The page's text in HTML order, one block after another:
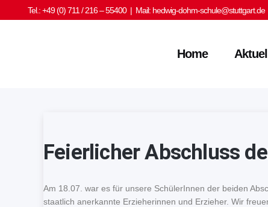
Tel.: +49 (0) 711 / 216 – 55400 | Mail: hedwig-dohm-schule@stuttgart.de
Home
Feierlicher Abschluss
Am 18.07. war es für unsere SchülerInnen der beiden
staatlich anerkannte Erzieherinnen und Erzieher. Wir